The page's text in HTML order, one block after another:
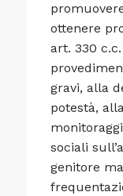
ottenere
art. 330
gravi, alla
potestà,
sociali
genitore